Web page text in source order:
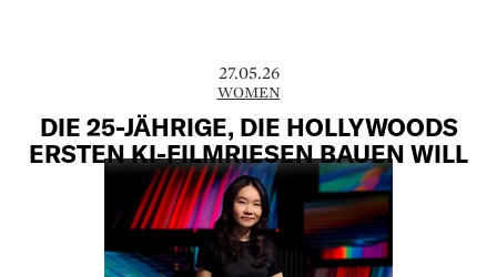
27.05.26
WOMEN
DIE 25-JÄHRIGE, DIE HOLLYWOODS
ERSTEN KI-FILMRIESEN BAUEN WILL